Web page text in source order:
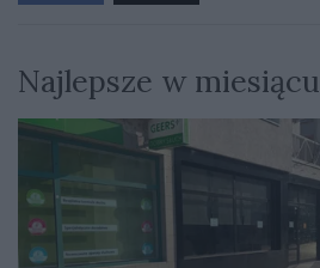
Najlepsze w miesiącu